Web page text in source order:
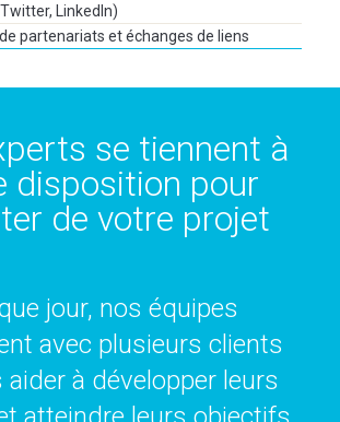
LinkedIn)
partenariats et échanges de liens
se tiennent à
disposition pour
de votre projet
jour, nos équipes
avec plusieurs clients
aider à développer leurs